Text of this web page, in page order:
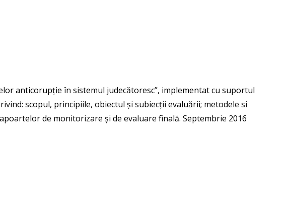
anticorupție în sistemul judecătoresc”, implementat cu suportul
scopul, principiile, obiectul și subiecții evaluării; metodele si
de monitorizare și de evaluare finală. Septembrie 2016